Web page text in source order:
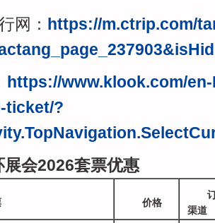
网： https://m.ctrip.com/
https://www.klook.com/
ticket/?
展会2026套票优惠
价格
渠道